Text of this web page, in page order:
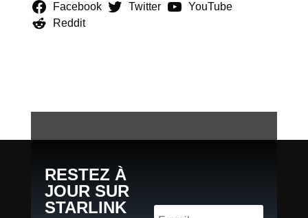
Facebook
Twitter
YouTube
Reddit
RESTEZ À
JOUR SUR
STARLINK